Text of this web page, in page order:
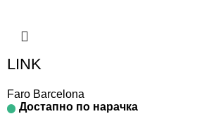
LINK
Faro Barcelona
Достапно по нарачка